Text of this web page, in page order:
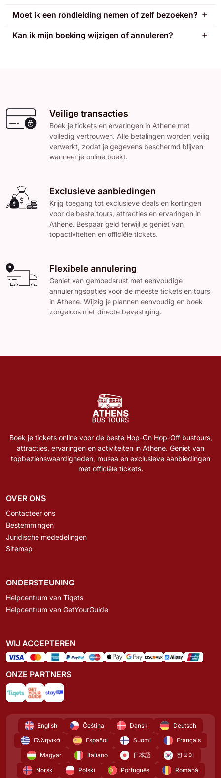
Moet ik een rondleiding nemen of zelf bezoeken?
Kan ik mijn boeking wijzigen of annuleren?
Veilige transacties
Boek je tickets en ervaringen in Athene met
volledig vertrouwen. Alle betalingen worden veilig
verwerkt, zodat je gegevens beschermd blijven
wanneer je online boekt.
Exclusieve aanbiedingen
Krijg toegang tot exclusieve deals en kortingen
voor de beste tours, attracties en ervaringen in
Athene. Bespaar geld terwijl je geniet van
topactiviteiten en officiële tickets.
Flexibele annulering
Geniet van gemoedsrust met eenvoudige
annuleringsopties voor de meeste tickets en tours
in Athene. Wijzig je plannen eenvoudig en boek
zorgeloos met directe bevestiging.
Boek je tickets online voor de beste Hop-On Hop-Off bustours,
attracties, ervaringen en activiteiten in Athene. Geniet van
topbezienswaardigheden, musea en exclusieve aanbiedingen
met officiële tickets.
OVER ONS
Contacteer ons
Bestemmingen
Juridische mededelingen
Sitemap
ONDERSTEUNING
Helpcentrum van Tiqets
Helpcentrum van GetYourGuide
WIJ ACCEPTEREN
ONZE PARTNERS
English Čeština Dansk
Deutsch
Ελληνικά
Español Suomi
Français
Magyar
Italiano 日本語
한국어
Norsk
Polski Português Română